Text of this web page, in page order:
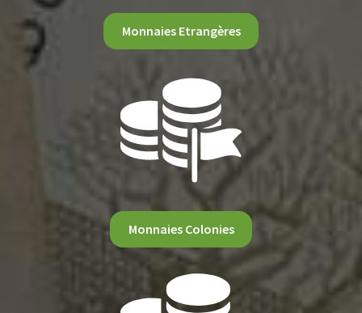
Monnaies Etrangères
Monnaies Colonies